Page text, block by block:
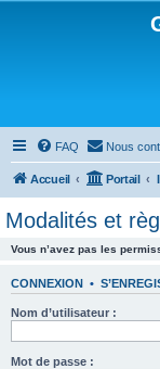
FAQ Nous
Accueil Portail
Modalités et
Vous n’avez pas les
CONNEXION •
Nom d’utilisateur :
Mot de passe :